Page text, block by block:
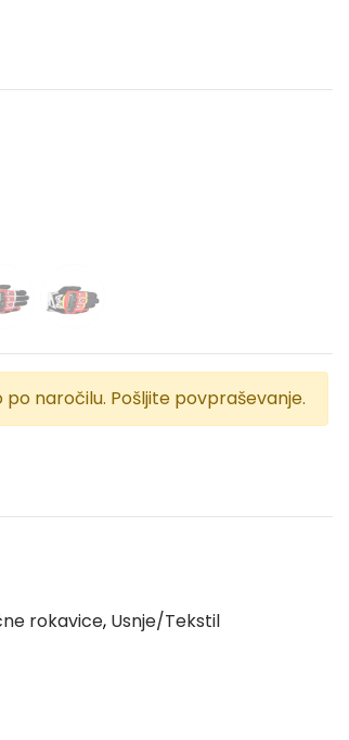
naročilu. Pošljite povpraševanje.
rokavice, Usnje/Tekstil